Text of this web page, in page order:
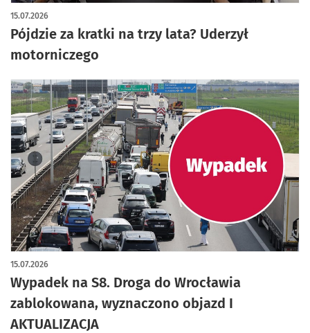
Pójdzie za kratki na trzy lata? Uderzył
motorniczego
15.07.2026
Wypadek na S8. Droga do Wrocławia
zablokowana, wyznaczono objazd I
AKTUALIZACJA
15.07.2026